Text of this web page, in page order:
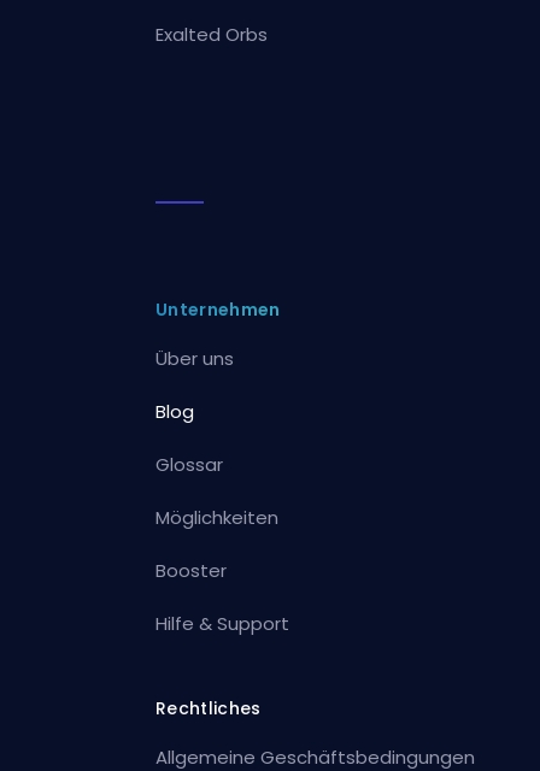
Exalted Orbs
Unternehmen
Über uns
Blog
Glossar
Möglichkeiten
Booster
Hilfe & Support
Rechtliches
Allgemeine Geschäftsbedingungen